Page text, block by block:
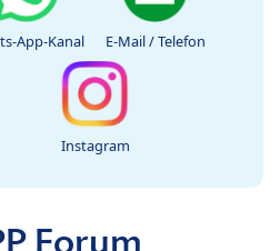
App-Kanal E-Mail / Telefon
Instagram